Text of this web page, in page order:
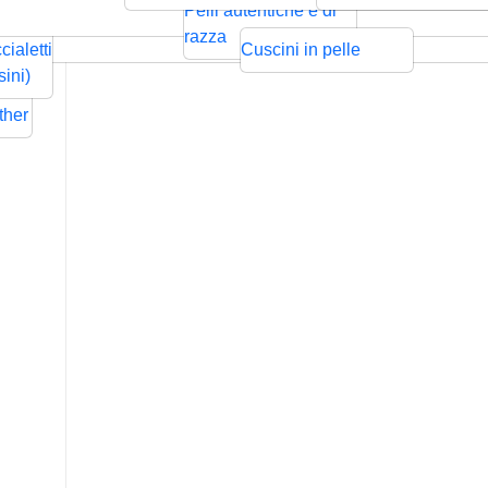
Rilievo
Pelli autentiche e di
razza
Pressione
Cuscini in pelle